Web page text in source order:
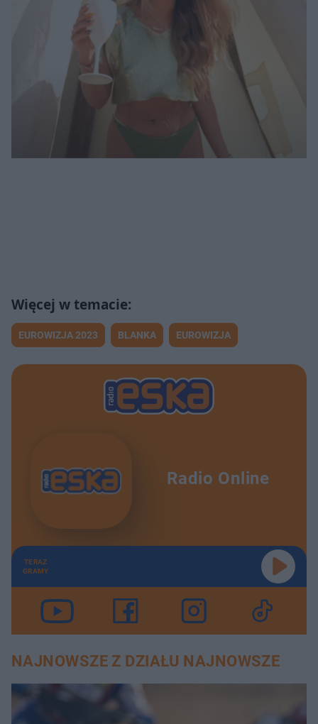
EUROWIZJA 2023 BLANKA EUROWIZJA
Radio Online
TERAZ
GRAMY
NAJNOWSZE Z DZIAŁU NAJNOWSZE